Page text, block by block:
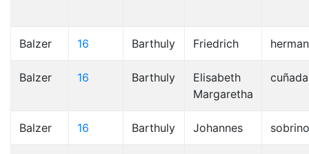
Balzer 16 Barthuly Friedrich
Balzer 16 Barthuly
Elisabeth
Margaretha
cuñada
Balzer 16 Barthuly Johannes sobrino